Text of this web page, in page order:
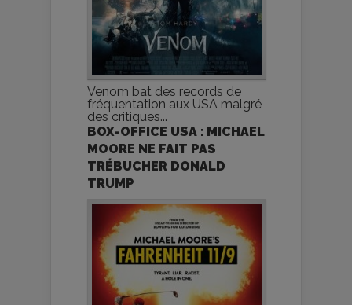
Venom bat des records de
fréquentation aux USA malgré
des critiques...
BOX-OFFICE USA : MICHAEL
MOORE NE FAIT PAS
TRÉBUCHER DONALD
TRUMP